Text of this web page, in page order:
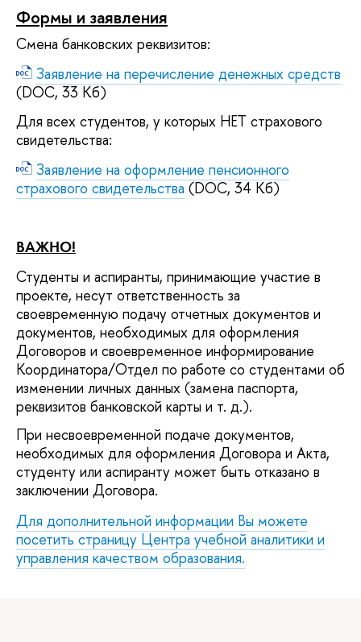
Формы и заявления
Смена банковских реквизитов:
Заявление на перечисление денежных средств
(DOC, 33 Кб)
Для всех студентов, у которых НЕТ страхового
свидетельства:
Заявление на оформление пенсионного
страхового свидетельства (DOC, 34 Кб)
ВАЖНО!
Студенты и аспиранты, принимающие участие в
проекте, несут ответственность за
своевременную подачу отчетных документов и
документов, необходимых для оформления
Договоров и своевременное информирование
Координатора/Отдел по работе со студентами об
изменении личных данных (замена паспорта,
реквизитов банковской карты и т. д.).
При несвоевременной подаче документов,
необходимых для оформления Договора и Акта,
студенту или аспиранту может быть отказано в
заключении Договора.
Для дополнительной информации Вы можете
посетить страницу Центра учебной аналитики и
управления качеством образования.